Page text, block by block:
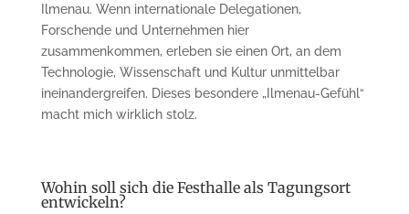
Ilmenau. Wenn internationale Delegationen,
Forschende und Unternehmen hier
zusammenkommen, erleben sie einen Ort, an dem
Technologie, Wissenschaft und Kultur unmittelbar
ineinandergreifen. Dieses besondere „Ilmenau-Gefühl“
macht mich wirklich stolz.
Wohin soll sich die Festhalle als Tagungsort
entwickeln?